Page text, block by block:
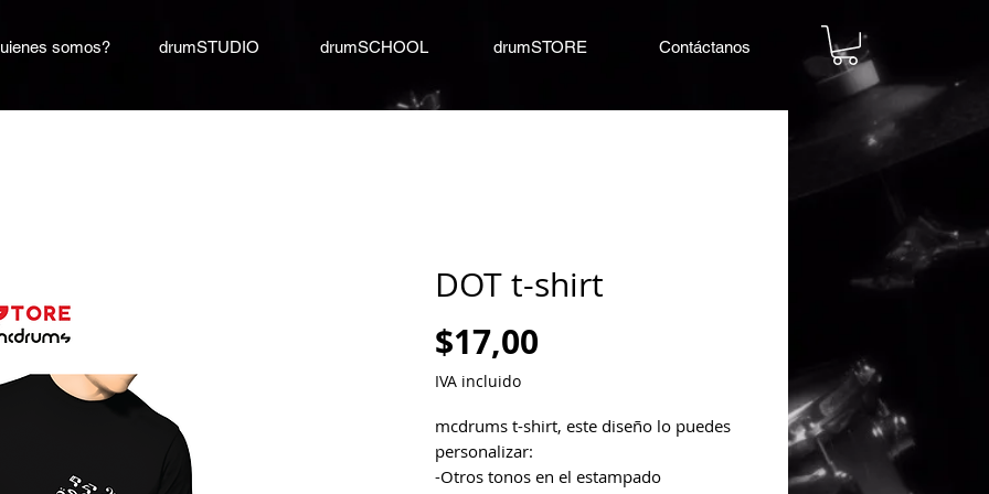
somos? drumSTUDIO drumSCHOOL drumSTORE Contáctanos
DOT t-shirt
$17,00
IVA incluido
mcdrums t-shirt, este diseño lo puedes
personalizar:
-Otros tonos en el estampado